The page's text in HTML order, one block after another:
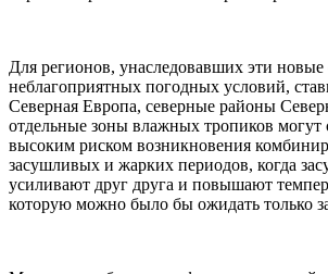
Для регионов, унаследовавших эти новые
неблагоприятных погодных условий,
Северная Европа, северные районы
отдельные зоны влажных тропиков могут
высоким риском возникновения
засушливых и жарких периодов, когда
усиливают друг друга и повышают
которую можно было бы ожидать только